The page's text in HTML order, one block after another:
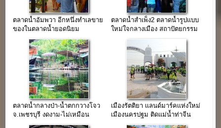
ตลาดน้ำอัมพวา อีกหนึ่งทำเลขาย
ของในตลาดน้ำยอดนิยม
ตลาดน้ำสำเพ็ง2 ตลาดน้ำรูปแบบ
ใหม่ใจกลางเมือง สถาปัตยกรรม
ตลาดน้ำกลางป่า-น้ำตกกวางโจว
จ.เพชรบุรี งดงาม-ไม่เหมือน
ใคร…(ขายฟรี)
เมืองรัตติยา เเลนด์มาร์คเเห่งใหม่
เมืองนครปฐม ติดแม่น้ำท่าจีน